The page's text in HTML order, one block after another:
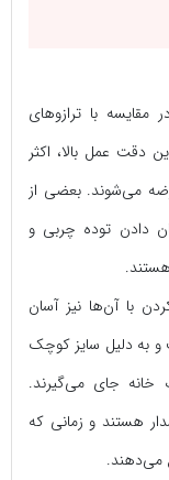
مقایسه با ترازو‌های
دقت عمل بالا، اکثر
می‌شوند. بعضی از
دادن توده چربی و
هستند.
با آن‌ها نیز آسان
و به دلیل سایز کوچک
خانه جای می‌گیرند.
هستند و زمانی که
می‌دهند.